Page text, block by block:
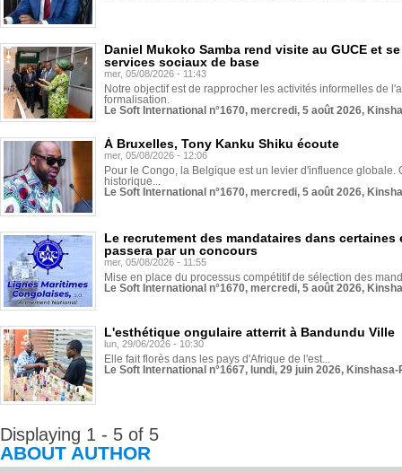
Daniel Mukoko Samba rend visite au GUCE et
services sociaux de base
mer, 05/08/2026 - 11:43
Notre objectif est de rapprocher les activités informelles de
formalisation.
Le Soft International n°1670, mercredi, 5 août 2026,
À Bruxelles, Tony Kanku Shiku écoute
mer, 05/08/2026 - 12:06
Pour le Congo, la Belgique est un levier d'influence globale.
historique...
Le Soft International n°1670, mercredi, 5 août 2026,
Le recrutement des mandataires dans
passera par un concours
mer, 05/08/2026 - 11:55
Mise en place du processus compétitif de sélection des
Le Soft International n°1670, mercredi, 5 août 2026,
L'esthétique ongulaire atterrit à Bandundu Ville
lun, 29/06/2026 - 10:30
Elle fait florès dans les pays d'Afrique de l'est...
Le Soft International n°1667, lundi, 29 juin 2026,
Displaying 1 - 5 of 5
ABOUT AUTHOR